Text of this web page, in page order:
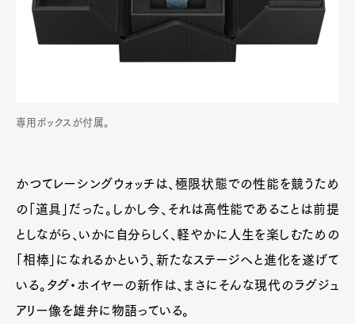
ProductCultureLifestyle
Pen Membership
Magazine
Contact
専用ボックスが付属。
かつてレーシングウォッチは、極限状態での性能を競うため
の「道具」だった。しかし今、それは高性能であることは前提
としながら、いかに自分らしく、軽やかに人生を楽しむための
「相棒」になれるかという、新たなステージへと進化を遂げて
いる。タグ・ホイヤーの新作は、まさにそんな現代のラグジュ
アリー像を雄弁に物語っている。